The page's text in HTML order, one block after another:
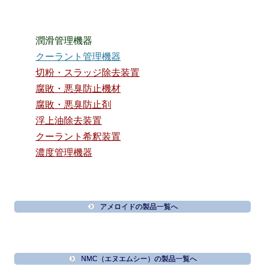
潤滑管理機器
クーラント管理機器
切粉・スラッジ除去装置
腐敗・悪臭防止機材
腐敗・悪臭防止剤
浮上油除去装置
クーラント希釈装置
濃度管理機器
アメロイドの製品一覧へ
NMC（エヌエムシー）の製品一覧へ